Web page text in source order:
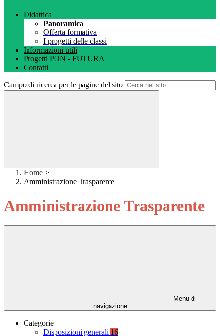
Didattica
Panoramica
Offerta formativa
I progetti delle classi
Informazioni utili
Progetti PON - FUTURA
Contatti
Campo di ricerca per le pagine del sito
Home >
Amministrazione Trasparente
Amministrazione Trasparente
Menu di
navigazione
Categorie
Disposizioni generali 16